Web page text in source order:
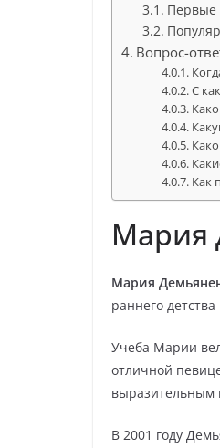
Первые
Вопрос-
С
Как
Мария
Мария
раннего
Учеба Марии
отличной
выразительным
В 2001 году